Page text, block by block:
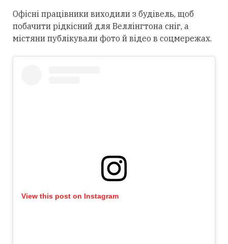
Офісні працівники виходили з будівель, щоб
побачити рідкісний для Веллінгтона сніг, а
містяни публікували фото й відео в соцмережах.
View this post on Instagram